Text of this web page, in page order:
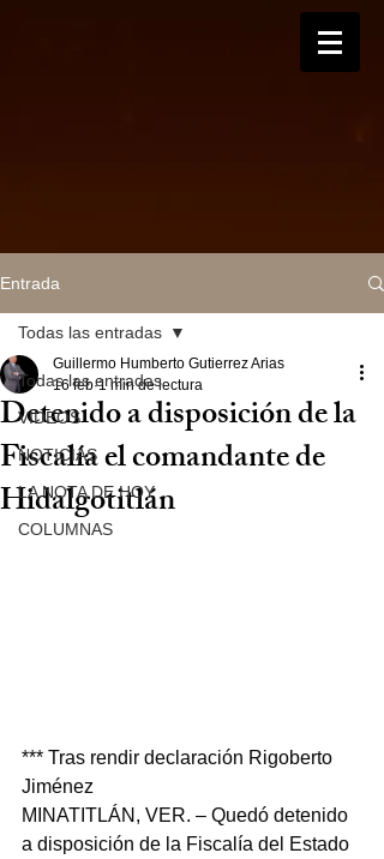
Entrada
Todas las entradas
VIDEOS
NOTICIAS
LA NOTA DE HOY
COLUMNAS
Todas las entradas
Detenido a disposición de la
Fiscalía el comandante de
Hidalgotitlán
Guillermo Humberto Gutierrez Arias
16 feb 1 min de lectura
*** Tras rendir declaración Rigoberto
Jiménez
MINATITLÁN, VER. – Quedó detenido
a disposición de la Fiscalía del Estado